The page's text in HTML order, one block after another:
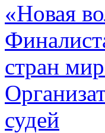
«Новая
стран
судей